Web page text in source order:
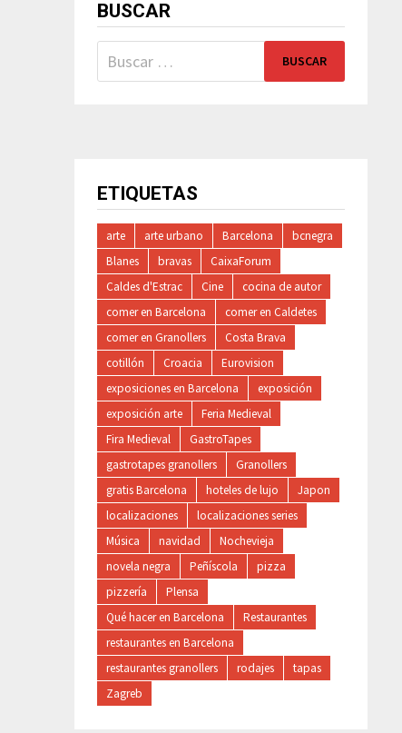
BUSCAR
Buscar:
ETIQUETAS
arte arte urbano Barcelona
bcnegra
Blanes
bravas
CaixaForum
Caldes d'Estrac
Cine
cocina de autor
comer en Barcelona
comer en Caldetes
comer en Granollers
Costa Brava
cotillón
Croacia
Eurovision
exposiciones en Barcelona
exposición
exposición arte
Feria Medieval
Fira Medieval
GastroTapes
gastrotapes granollers
Granollers
gratis Barcelona
hoteles de lujo
Japon
localizaciones
localizaciones series
Música
navidad
Nochevieja
novela negra
Peñíscola
pizza
pizzería
Plensa
Qué hacer en Barcelona
Restaurantes
restaurantes en Barcelona
restaurantes granollers
rodajes
tapas
Zagreb